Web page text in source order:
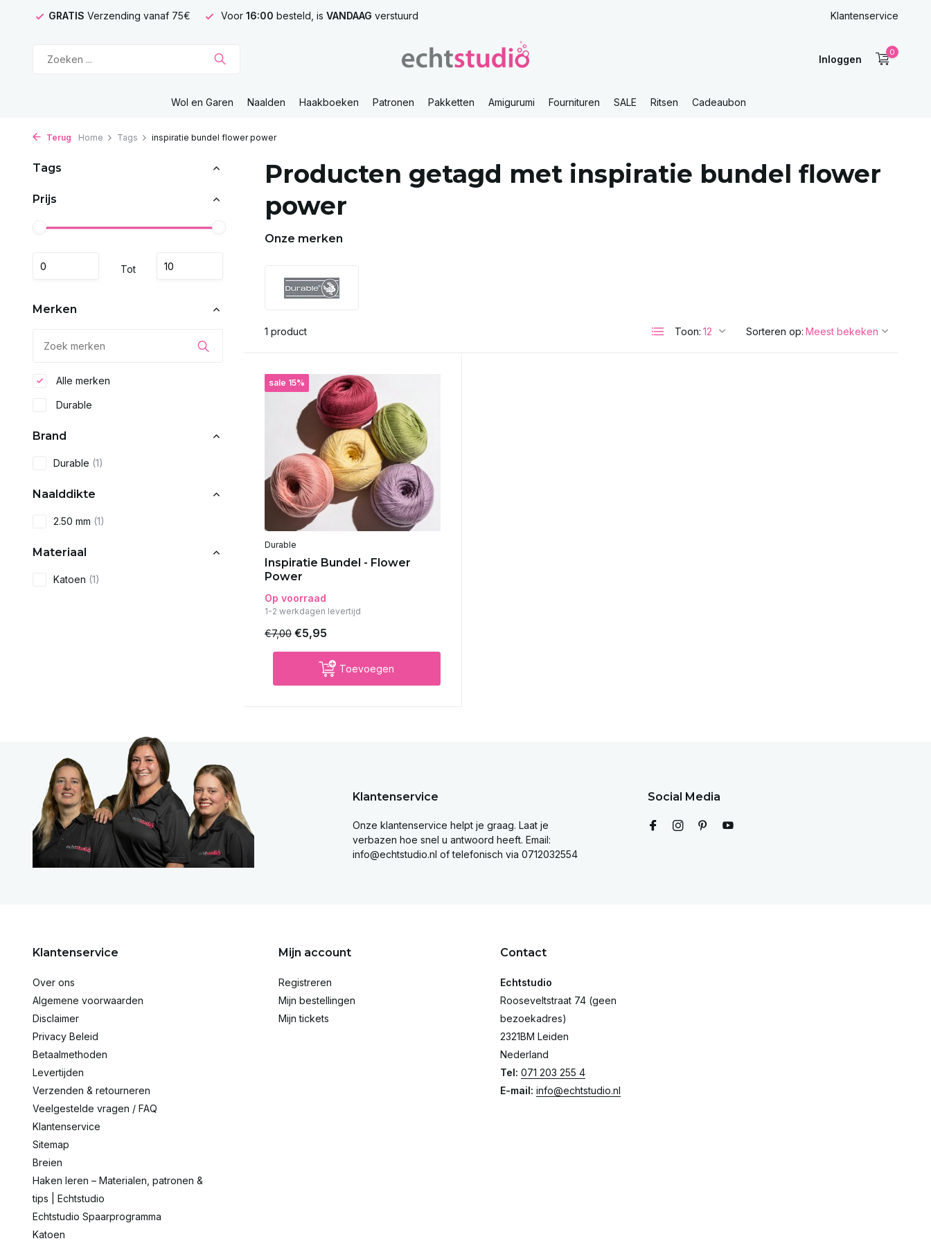
GRATIS Verzending vanaf 75€ Voor 16:00 besteld, is VANDAAG verstuurd Klantenservice
Inloggen
0
Wol en Garen Naalden Haakboeken Patronen Pakketten Amigurumi Fournituren SALE Ritsen Cadeaubon
Terug Home Tags inspiratie bundel flower power
Tags
Prijs
Tot
Merken
Alle merken
Durable
Brand
Durable (1)
Naalddikte
2.50 mm (1)
Materiaal
Katoen (1)
Producten getagd met inspiratie bundel flower
power
Onze merken
1 product Toon: Sorteren op:
sale 15%
Durable
Inspiratie Bundel - Flower
Power
Op voorraad
1-2 werkdagen levertijd
€7,00 €5,95
Toevoegen
Klantenservice
Onze klantenservice helpt je graag. Laat je
verbazen hoe snel u antwoord heeft. Email:
info@echtstudio.nl of telefonisch via 0712032554
Social Media
Klantenservice
Over ons
Algemene voorwaarden
Disclaimer
Privacy Beleid
Betaalmethoden
Levertijden
Verzenden & retourneren
Veelgestelde vragen / FAQ
Klantenservice
Sitemap
Breien
Haken leren – Materialen, patronen &
tips | Echtstudio
Echtstudio Spaarprogramma
Katoen
Mijn account
Registreren
Mijn bestellingen
Mijn tickets
Contact
Echtstudio
Rooseveltstraat 74 (geen
bezoekadres)
2321BM Leiden
Nederland
Tel: 071 203 255 4
E-mail: info@echtstudio.nl